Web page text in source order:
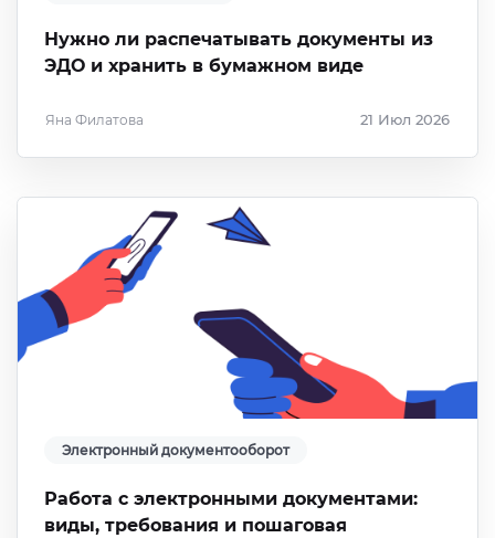
Нужно ли распечатывать документы из
ЭДО и хранить в бумажном виде
Яна Филатова 21 Июл 2026
Электронный документооборот
Работа с электронными документами:
виды, требования и пошаговая